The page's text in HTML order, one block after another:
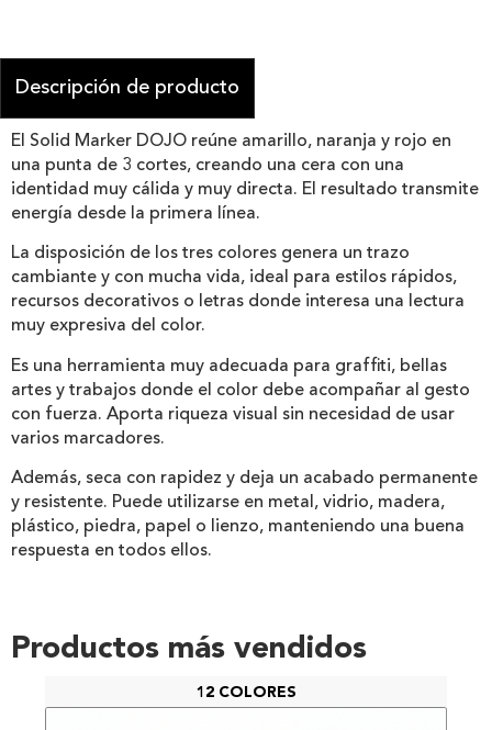
Descripción de producto
El Solid Marker DOJO reúne amarillo, naranja y rojo en
una punta de 3 cortes, creando una cera con una
identidad muy cálida y muy directa. El resultado transmite
energía desde la primera línea.
La disposición de los tres colores genera un trazo
cambiante y con mucha vida, ideal para estilos rápidos,
recursos decorativos o letras donde interesa una lectura
muy expresiva del color.
Es una herramienta muy adecuada para graffiti, bellas
artes y trabajos donde el color debe acompañar al gesto
con fuerza. Aporta riqueza visual sin necesidad de usar
varios marcadores.
Además, seca con rapidez y deja un acabado permanente
y resistente. Puede utilizarse en metal, vidrio, madera,
plástico, piedra, papel o lienzo, manteniendo una buena
respuesta en todos ellos.
Productos más vendidos
12 COLORES